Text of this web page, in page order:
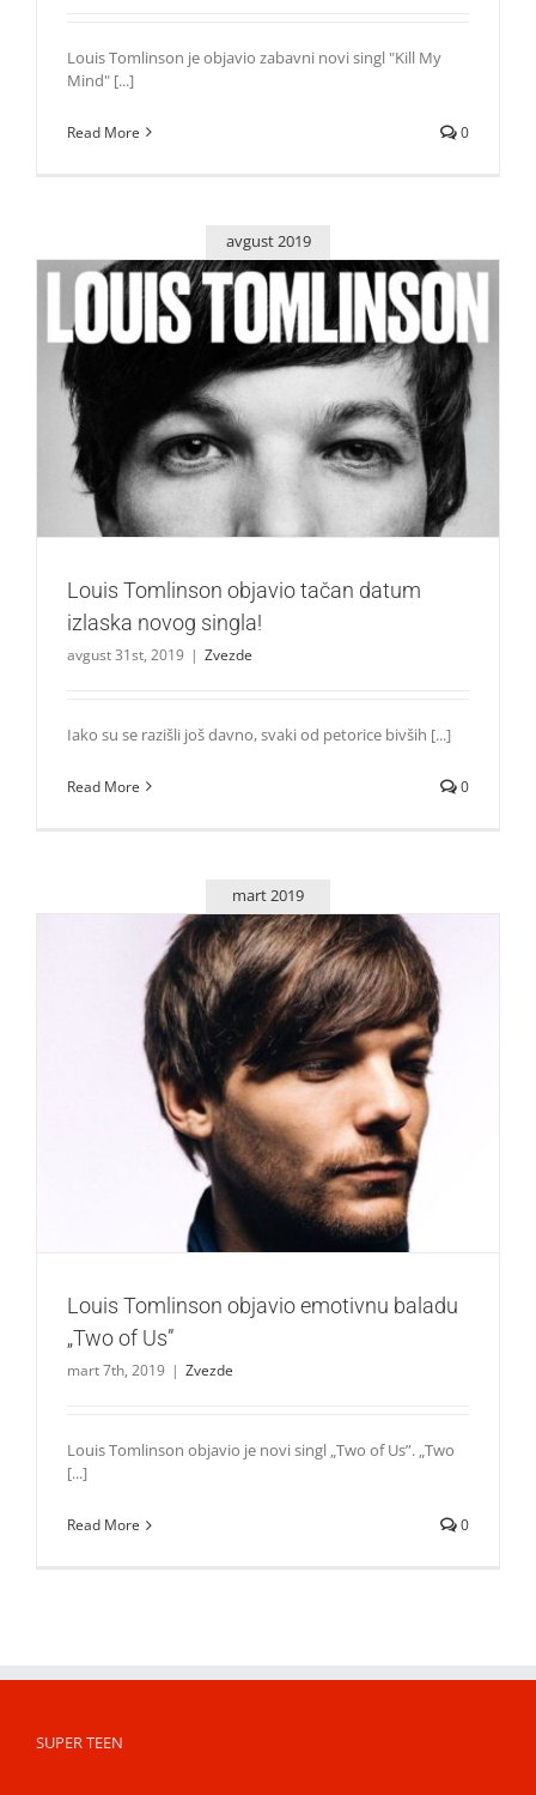
Louis Tomlinson je objavio zabavni novi singl "Kill My
Mind" [...]
Read More 0
avgust 2019
Louis Tomlinson objavio tačan datum izlaska novog
singla!
Zvezde
Louis Tomlinson objavio tačan datum
izlaska novog singla!
avgust 31st, 2019 | Zvezde
Iako su se razišli još davno, svaki od petorice bivših [...]
Read More 0
mart 2019
Louis Tomlinson objavio emotivnu baladu „Two of Us”
Zvezde
Louis Tomlinson objavio emotivnu baladu
„Two of Us”
mart 7th, 2019 | Zvezde
Louis Tomlinson objavio je novi singl „Two of Us”. „Two
[...]
Read More 0
SUPER TEEN